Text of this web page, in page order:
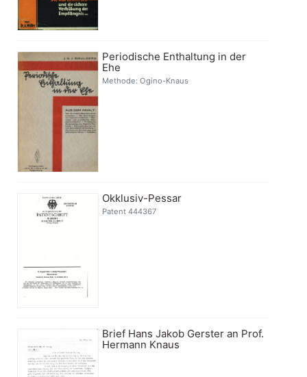
Periodische Enthaltung in der
Ehe
Methode: Ogino-Knaus
Okklusiv-Pessar
Patent 444367
Brief Hans Jakob Gerster an Prof.
Hermann Knaus